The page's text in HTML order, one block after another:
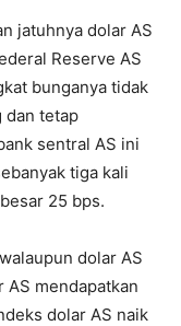
jatuhnya dolar AS
Reserve AS
bunganya tidak
dan tetap
sentral AS ini
tiga kali
25 bps.
dolar AS
AS mendapatkan
dolar AS naik